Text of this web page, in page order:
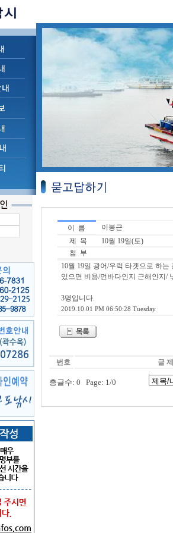
이 름
이봉근
제 목
10월 19일(토)
첨 부
10월 19일 광어/우럭 타겟으로 하는
있으면 비용/먼바다인지 근해인지/
3명입니다.
2019.10.01 PM 06:50:28 Tuesday
번호 글
총글수: 0 Page: 1/0